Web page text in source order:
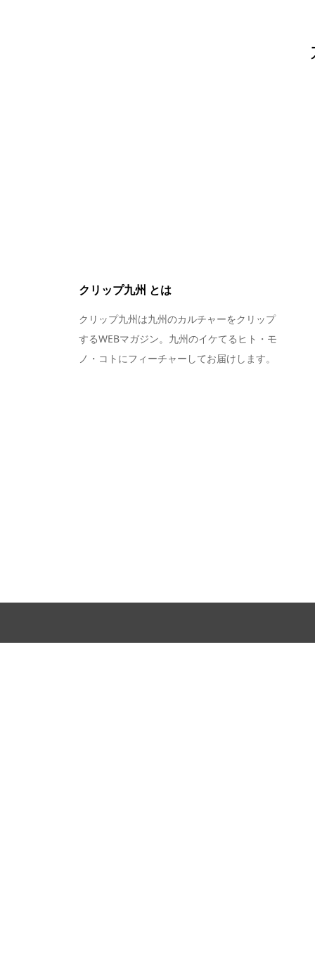
クリップ九州 とは
クリップ九州は九州のカルチャーをクリップ
するWEBマガジン。九州のイケてるヒト・モ
ノ・コトにフィーチャーしてお届けします。